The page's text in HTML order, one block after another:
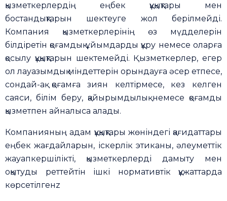
қызметкерлердің еңбек құқықтары мен
бостандықтарын шектеуге жол берілмейді.
Компания қызметкерлерінің өз мүдделерін
білдіретін қоғамдық ұйымдарды құру немесе оларға
қосылу құқықтарын шектемейді. Қызметкерлер, егер
ол лауазымдық міндеттерін орындауға әсер етпесе,
сондай-ақ қоғамға зиян келтірмесе, кез келген
саяси, білім беру, қайырымдылық немесе қоғамдық
қызметпен айналыса алады.
Компанияның адам құқықтары жөніндегі қағидаттары
еңбек жағдайларын, іскерлік этиканы, әлеуметтік
жауапкершілікті, қызметкерлерді дамыту мен
оқытуды реттейтін ішкі нормативтік құжаттарда
көрсетілгенz